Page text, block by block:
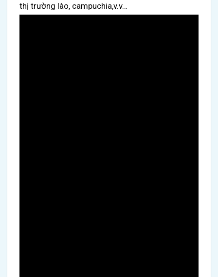
thị trường lào, campuchia,v.v…